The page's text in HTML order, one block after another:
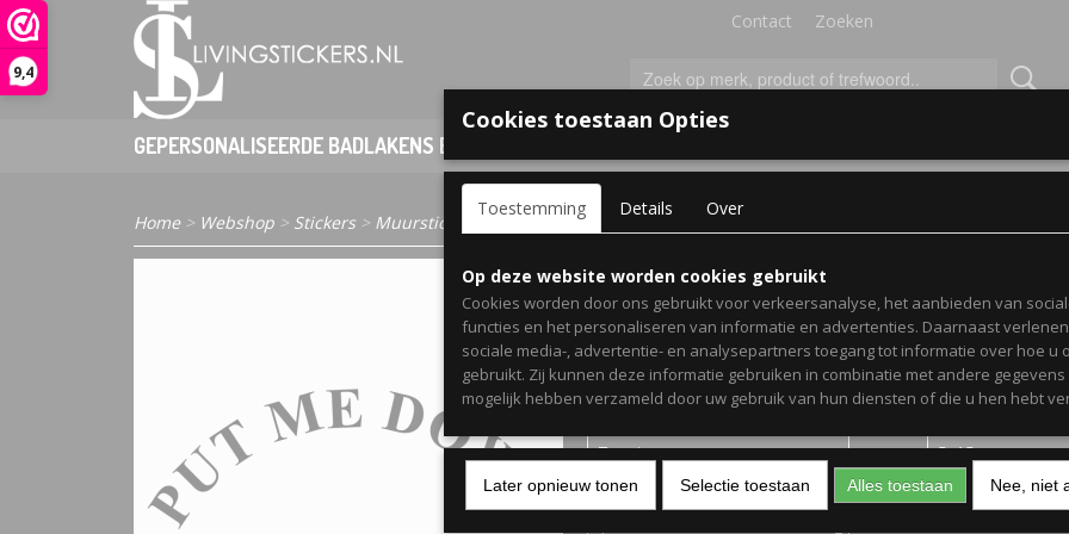
9,4
Contact Zoeken
GEPERSONALISEERDE BADLAKENS EN PONCHO'S VOOR KINDEREN
Home> Webshop > Stickers > Muurstickers Toilet/Badkamer > Toiletbril sticker Put me down
Toiletbril sticker Put me
€ 3,95 (inclusief btw 21%)
Levertijd 1-3 werkdagen
Aantal
Cookies toestaan Opties
Toestemming Details Over
Op deze website worden cookies gebruikt
Cookies worden door ons gebruikt voor verkeersanalyse, het aanbieden van
functies en het personaliseren van informatie en advertenties. Daarnaast
sociale media-, advertentie- en analysepartners toegang tot informatie over hoe u
gebruikt. Zij kunnen deze informatie gebruiken in combinatie met andere gegevens
mogelijk hebben verzameld door uw gebruik van hun diensten of die u hen hebt
Later opnieuw tonen Selectie toestaan Alles toestaan Nee, niet